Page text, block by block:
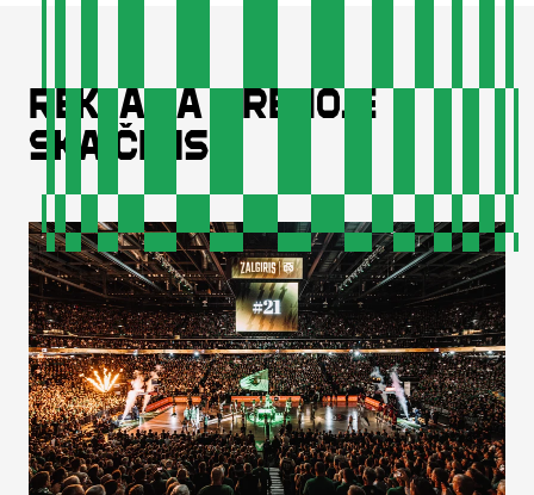
Reklama arenoje
skaičiais